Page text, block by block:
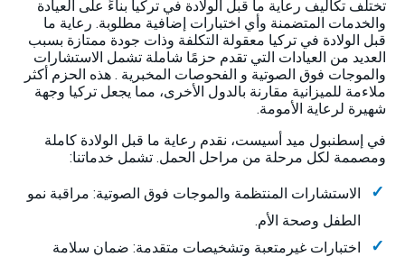
تختلف تكاليف رعاية ما قبل الولادة في تركيا بناءً على العيادة
والخدمات المتضمنة وأي اختبارات إضافية مطلوبة. رعاية ما
قبل الولادة في تركيا معقولة التكلفة وذات جودة ممتازة بسبب
العديد من العيادات التي تقدم حزمًا شاملة تشمل الاستشارات
والموجات فوق الصوتية و الفحوصات المخبرية . هذه الحزم أكثر
ملاءمة للميزانية مقارنة بالدول الأخرى، مما يجعل تركيا وجهة
شهيرة لرعاية الأمومة.
في إسطنبول ميد أسيست، نقدم رعاية ما قبل الولادة كاملة
ومصممة لكل مرحلة من مراحل الحمل. تشمل خدماتنا:
الاستشارات المنتظمة والموجات فوق الصوتية: مراقبة نمو
الطفل وصحة الأم.
اختبارات غيرمتعبة وتشخيصات متقدمة: ضمان سلامة